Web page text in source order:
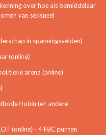
over hoe als bemiddelaar
van seksueel
in spanningsvelden)
(online)
arena (online)
Hobin (en andere
(online) - 4 FBC punten